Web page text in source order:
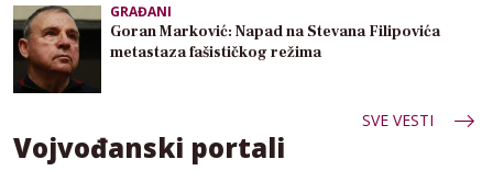
GRAĐANI
Goran Marković: Napad na Stevana Filipovića
metastaza fašističkog režima
SVE VESTI
Vojvođanski portali